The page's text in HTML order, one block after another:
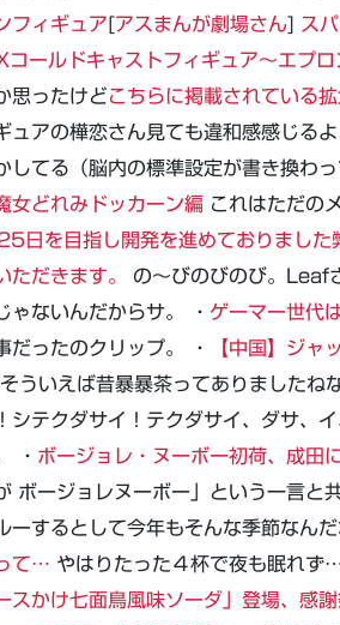
フィギュア [アスまんが劇場さん] ス
コールドキャストフィギュア～エプ
思ったけどこちらに掲載されている
ュアの樺恋さん見ても違和感感じる
してる（脳内の標準設定が書き換わっ
女どれみドッカーン編 これはただの
日を目指し開発を進めておりまし
ただきます。
の～びのびのび。Leaf
ゃないんだからサ。 ・ ゲーマー世代
だったのクリップ。 ・
【中国】ジャ
ういえば昔暴暴茶ってありましたね
シテクダサイ！テクダサイ、ダサ、
・ ボージョレ・ヌーボー初荷、成
ボージョレヌーボー」という一言
ーするとして今年もそんな季節なんだ
て… やはりたった４杯で夜も眠れず
スかけ七面鳥風味ソーダ」登場、感